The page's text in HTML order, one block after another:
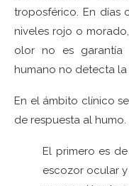
troposférico. En días
niveles rojo o
olor no es
humano no detecta
En el ámbito clínico
de respuesta al humo.
El primero es
escozor ocular